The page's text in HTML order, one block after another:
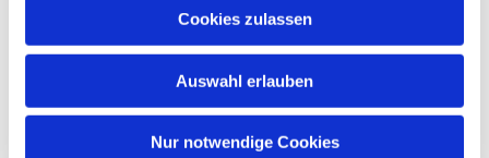
Cookies zulassen
Auswahl erlauben
Nur notwendige Cookies
EVANGELISCHE
GESAMTKIRCHENGEMEINDE DER
MAINPERLEN
Uhlandstraße 1